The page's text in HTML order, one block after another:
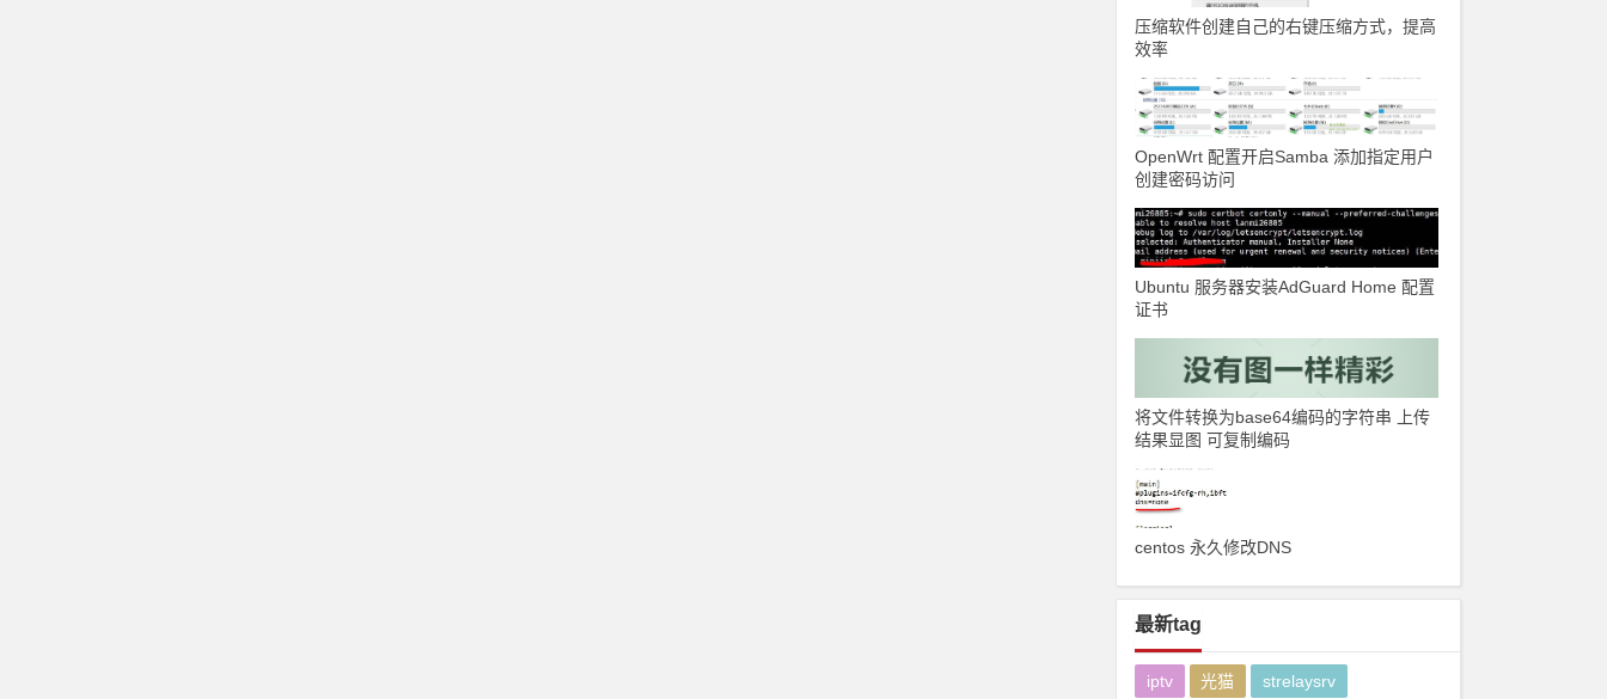
压缩软件创建自己的右键压缩方式，提高
效率
OpenWrt 配置开启Samba 添加指定用户
创建密码访问
Ubuntu 服务器安装AdGuard Home 配置
证书
将文件转换为base64编码的字符串 上传
结果显图 可复制编码
centos 永久修改DNS
最新tag
iptv 光猫
strelaysrv